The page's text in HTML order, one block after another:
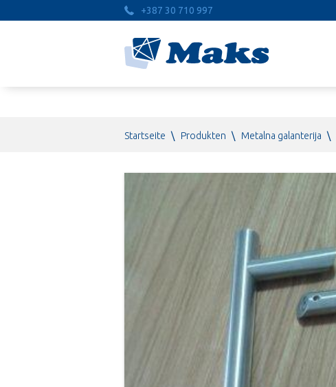
+387 30 710 997
Startseite \ Produkten \ Metalna galanterija \